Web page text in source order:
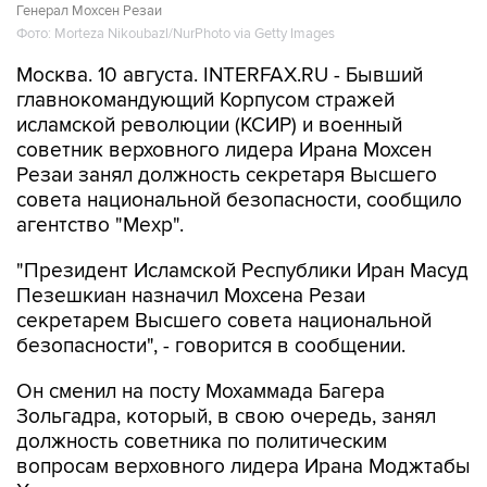
Москва. 10 августа. INTERFAX.RU - Бывший
исламской революции (КСИР) и военный
советник верховного лидера Ирана Мохсен
Резаи занял должность секретаря Высшего
совета национальной безопасности, сообщило
агентство "Мехр".
"Президент Исламской Республики Иран Масуд
секретарем Высшего совета национальной
безопасности", - говорится в сообщении.
Он сменил на посту Мохаммада Багера
должность советника по политическим
вопросам верховного лидера Ирана Моджтабы
Хаменеи.